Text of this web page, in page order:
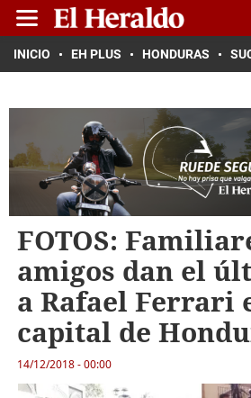
INICIO EH PLUS HONDURAS
FOTOS:
amigos dan el
a Rafael Ferrari
capital de
14/12/2018 - 00:00